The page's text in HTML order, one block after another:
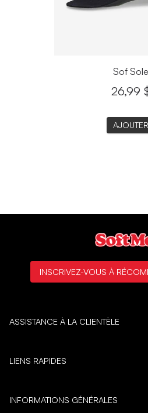
Sof Sole
26,99
AJOUTER
ASSISTANCE À LA CLIENTÈLE
LIENS RAPIDES
INFORMATIONS GÉNÉRALES
INSCRIVEZ-VOUS À